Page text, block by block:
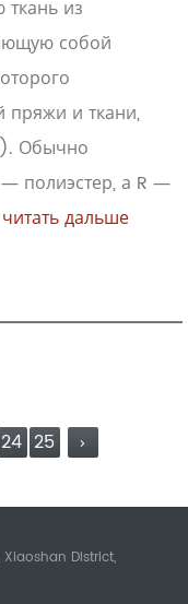
из
собой
пряжи и ткани,
Обычно
— полиэстер, а R —
читать дальше
24 25 ›
District,